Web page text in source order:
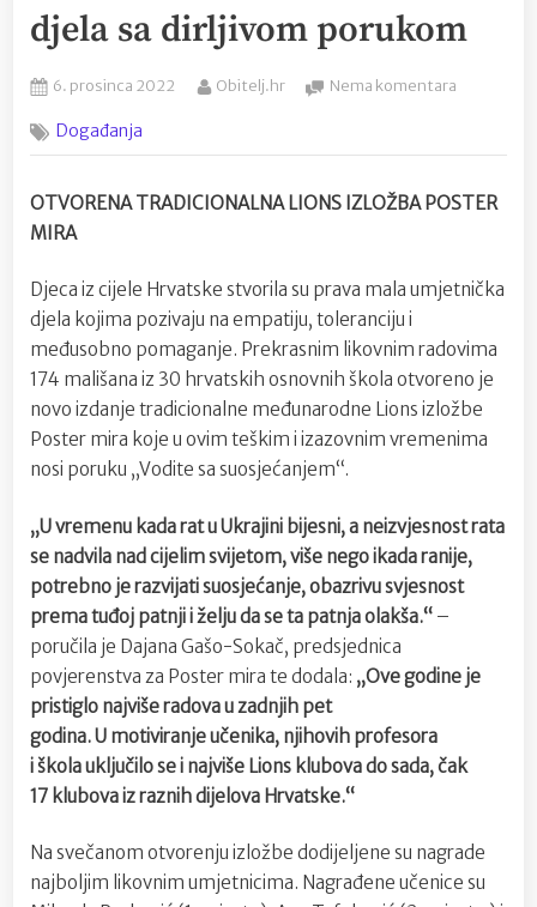
djela sa dirljivom porukom
Posted
6. prosinca 2022 By
Obitelj.hr Nema komentara
cijele
nacrtala
djela
dirljivom
porukom
Događanja
OTVORENA TRADICIONALNA LIONS IZLOŽBA POSTER
MIRA
Djeca iz cijele Hrvatske stvorila su prava mala umjetnička
djela kojima pozivaju na empatiju, toleranciju i
međusobno pomaganje. Prekrasnim likovnim radovima
174 mališana iz 30 hrvatskih osnovnih škola otvoreno je
novo izdanje tradicionalne međunarodne Lions izložbe
Poster mira koje u ovim teškim i izazovnim vremenima
nosi poruku „Vodite sa suosjećanjem“.
„Uvremenu kada rat u Ukrajini bijesni, a neizvjesnost rata
se nadvila nad cijelim svijetom, više nego ikada ranije,
potrebno je razvijati suosjećanje, obazrivu svjesnost
prema tuđoj patnji i želju da se ta patnja olakša.“ –
poručila je Dajana Gašo-Sokač, predsjednica
povjerenstva za Poster mira te dodala: „Ove godine je
pristiglo najviše radova u zadnjih pet
godina. U motiviranje učenika, njihovih profesora
i škola uključilo se i najviše Lions klubova do sada, čak
17 klubova iz raznih dijelova Hrvatske.“
Na svečanom otvorenju izložbe dodijeljene su nagrade
najboljim likovnim umjetnicima. Nagrađene učenice su